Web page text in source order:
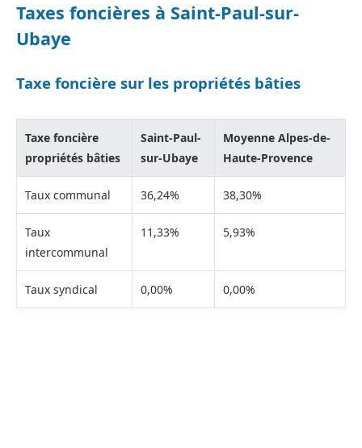
Taxes foncières à Saint-Paul-sur-
Ubaye
Taxe foncière sur les propriétés bâties
Taxe foncière
propriétés bâties
Saint-Paul-
sur-Ubaye
Moyenne Alpes-de-
Haute-Provence
Taux communal 36,24% 38,30%
Taux
intercommunal
11,33% 5,93%
Taux syndical 0,00% 0,00%